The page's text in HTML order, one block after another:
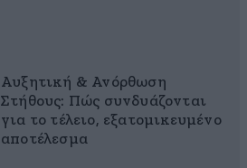
Αυξητική & Ανόρθωση
Στήθους: Πώς συνδυάζονται
για το τέλειο, εξατομικευμένο
αποτέλεσμα